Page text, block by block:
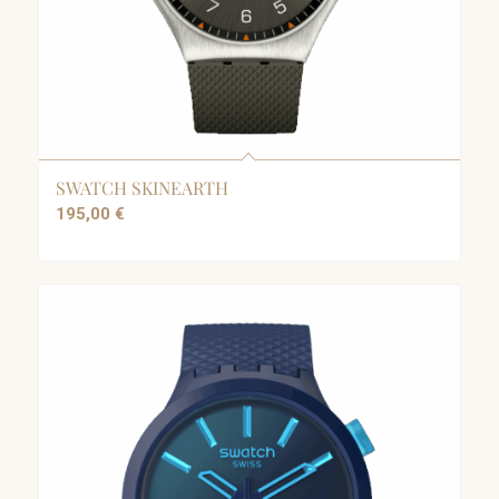
SWATCH SKINEARTH
195,00 €